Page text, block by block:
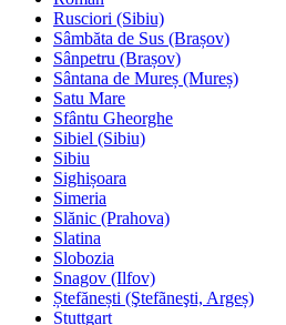
Rusciori (Sibiu)
Sâmbăta de Sus (Brașov)
Sânpetru (Brașov)
Sântana de Mureș (Mureș)
Satu Mare
Sfântu Gheorghe
Sibiel (Sibiu)
Sibiu
Sighișoara
Simeria
Slănic (Prahova)
Slatina
Slobozia
Snagov (Ilfov)
Ștefănești (Ştefãneşti, Argeș)
Stuttgart